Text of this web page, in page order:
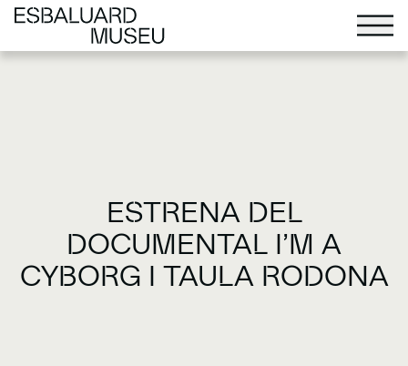
ESTRENA DEL
DOCUMENTAL I’M A
CYBORG I TAULA RODONA